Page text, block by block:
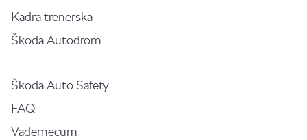
Kadra trenerska
Škoda Autodrom
Škoda Auto Safety
FAQ
Vademecum